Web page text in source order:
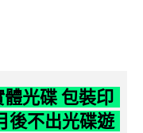
光碟 包裝印
後不出光碟遊